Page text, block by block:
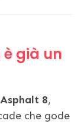
già un
Asphalt 8,
che gode